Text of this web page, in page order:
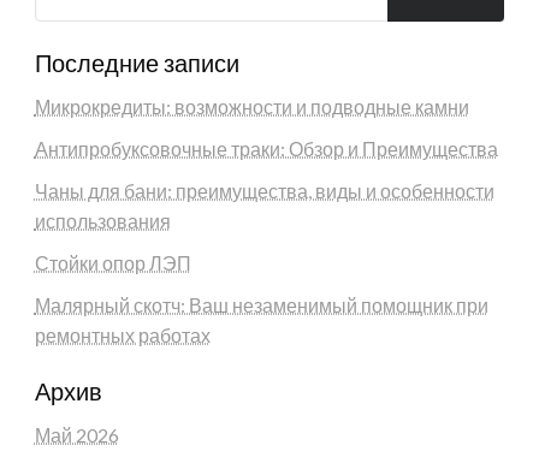
Последние записи
Микрокредиты: возможности и подводные камни
Антипробуксовочные траки: Обзор и Преимущества
Чаны для бани: преимущества, виды и особенности
использования
Стойки опор ЛЭП
Малярный скотч: Ваш незаменимый помощник при
ремонтных работах
Архив
Май 2026